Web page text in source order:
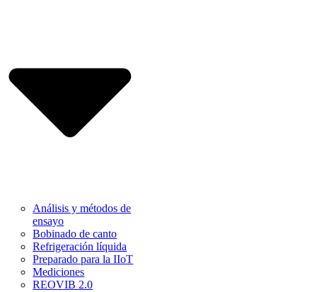
Análisis y métodos de
ensayo
Bobinado de canto
Refrigeración líquida
Preparado para la IIoT
Mediciones
REOVIB 2.0